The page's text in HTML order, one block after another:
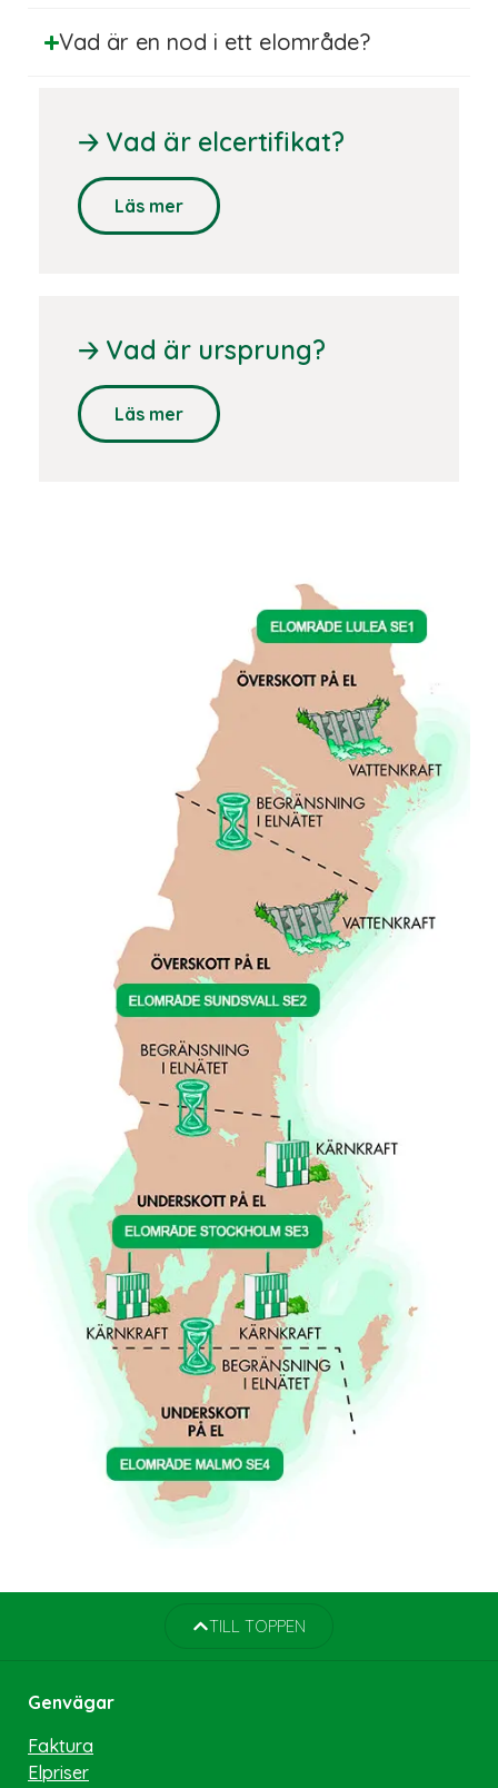
Vad är en nod i ett elområde?
🡢 Vad är elcertifikat?
Läs mer
🡢 Vad är ursprung?
Läs mer
TILL TOPPEN
Genvägar
Faktura
Elpriser